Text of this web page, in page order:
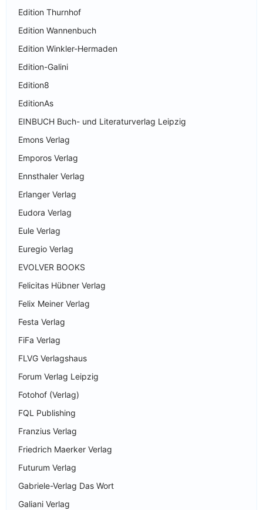
Edition Thurnhof
Edition Wannenbuch
Edition Winkler-Hermaden
Edition-Galini
Edition8
EditionAs
EINBUCH Buch- und Literaturverlag Leipzig
Emons Verlag
Emporos Verlag
Ennsthaler Verlag
Erlanger Verlag
Eudora Verlag
Eule Verlag
Euregio Verlag
EVOLVER BOOKS
Felicitas Hübner Verlag
Felix Meiner Verlag
Festa Verlag
FiFa Verlag
FLVG Verlagshaus
Forum Verlag Leipzig
Fotohof (Verlag)
FQL Publishing
Franzius Verlag
Friedrich Maerker Verlag
Futurum Verlag
Gabriele-Verlag Das Wort
Galiani Verlag